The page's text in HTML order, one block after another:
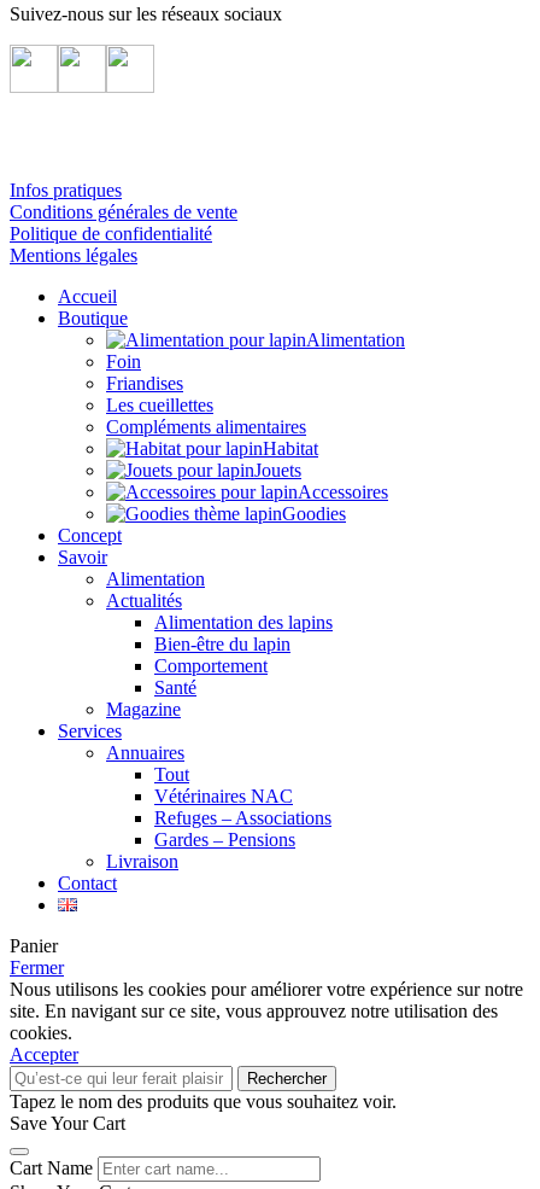
Suivez-nous sur les réseaux sociaux
Infos pratiques
Conditions générales de vente
Politique de confidentialité
Mentions légales
Accueil
Boutique
Alimentation
Foin
Friandises
Les cueillettes
Compléments alimentaires
Habitat
Jouets
Accessoires
Goodies
Concept
Savoir
Alimentation
Actualités
Alimentation des lapins
Bien-être du lapin
Comportement
Santé
Magazine
Services
Annuaires
Tout
Vétérinaires NAC
Refuges – Associations
Gardes – Pensions
Livraison
Contact
Panier
Fermer
Nous utilisons les cookies pour améliorer votre expérience sur notre
site. En navigant sur ce site, vous approuvez notre utilisation des
cookies.
Accepter
Rechercher
Tapez le nom des produits que vous souhaitez voir.
Save Your Cart
Cart Name